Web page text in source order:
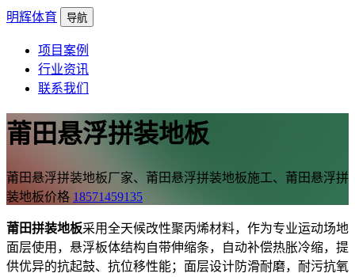
明辉体育 导航
项目案例
行业资讯
联系我们
莆田悬浮拼装地板
莆田悬浮拼装地板厂家、莆田悬浮拼装地板施工、莆田悬浮拼
装地板价格 18571459135
莆田拼装地板采用全天候改性聚丙烯材料，作为专业运动场地
面层使用，悬浮板体结构自带伸缩条，自动补偿热胀冷缩，提
供优异的抗起鼓、抗位移性能；面层设计防滑耐磨，耐污抗氧